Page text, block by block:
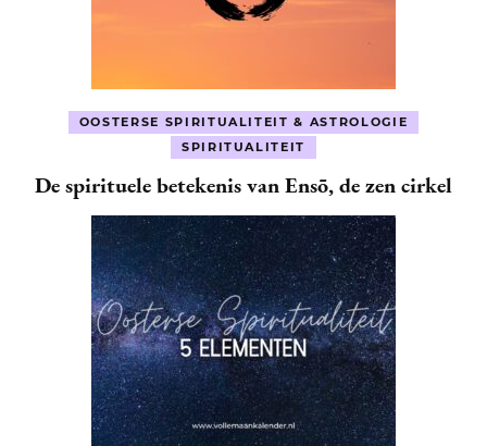
OOSTERSE SPIRITUALITEIT & ASTROLOGIE
SPIRITUALITEIT
De spirituele betekenis van Ensō, de zen cirkel